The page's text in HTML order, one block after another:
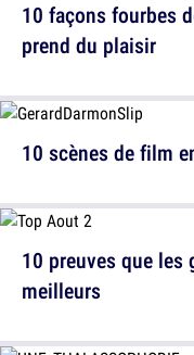
10 scènes de film
10 façons fourbes
prend du plaisir
10 preuves que les
meilleurs